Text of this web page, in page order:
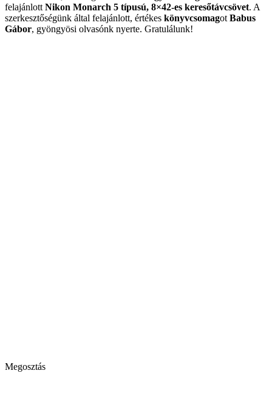
felajánlott Nikon Monarch 5 típusú, 8×42-es keresőtávcsövet. A
szerkesztőségünk által felajánlott, értékes könyvcsomagot Babus
Gábor, gyöngyösi olvasónk nyerte. Gratulálunk!
Megosztás